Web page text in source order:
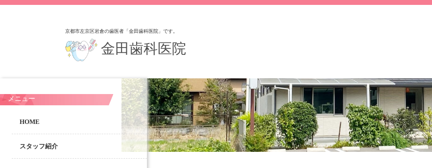
京都市左京区岩倉の歯医者「金田歯科医院」です。
金田歯科医院
メニュー
HOME
スタッフ紹介